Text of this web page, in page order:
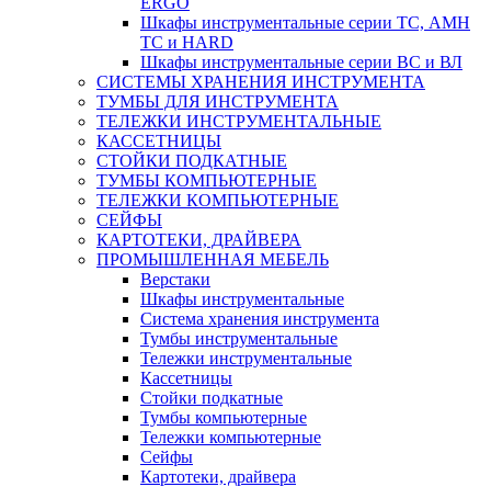
Шкафы инструментальные серии ТС, АМН
ТС и HARD
Шкафы инструментальные серии ВС и ВЛ
СИСТЕМЫ ХРАНЕНИЯ ИНСТРУМЕНТА
ТУМБЫ ДЛЯ ИНСТРУМЕНТА
ТЕЛЕЖКИ ИНСТРУМЕНТАЛЬНЫЕ
КАССЕТНИЦЫ
СТОЙКИ ПОДКАТНЫЕ
ТУМБЫ КОМПЬЮТЕРНЫЕ
ТЕЛЕЖКИ КОМПЬЮТЕРНЫЕ
СЕЙФЫ
КАРТОТЕКИ, ДРАЙВЕРА
ПРОМЫШЛЕННАЯ МЕБЕЛЬ
Верстаки
Шкафы инструментальные
Система хранения инструмента
Тумбы инструментальные
Тележки инструментальные
Кассетницы
Стойки подкатные
Тумбы компьютерные
Тележки компьютерные
Сейфы
Картотеки, драйвера